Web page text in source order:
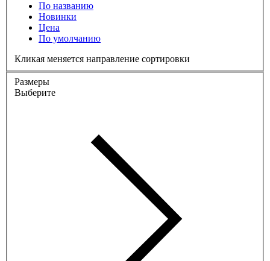
По названию
Новинки
Цена
По умолчанию
Кликая меняется направление сортировки
Размеры
Выберите